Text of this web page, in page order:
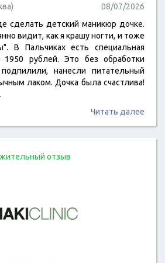
08/07/2026
сделать детский маникюр дочке.
видит, как я крашу ногти, и тоже
В Пальчиках есть специальная
1950 рублей. Это без обработки
нанесли питательный
лаком. Дочка была счастлива!
Читать далее
отзыв